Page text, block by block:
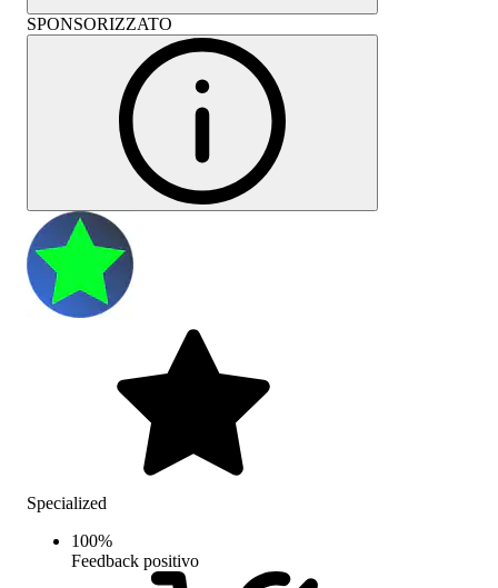
SPONSORIZZATO
Specialized
100%
Feedback positivo